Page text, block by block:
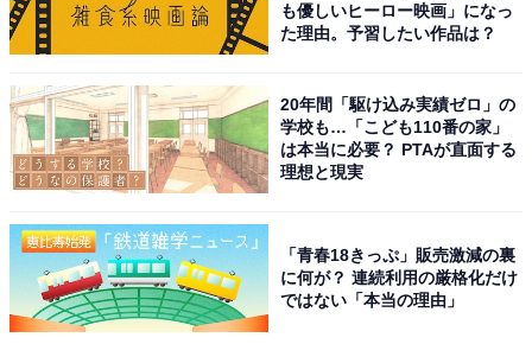
も優しいヒーロー映画」になっ
た理由。予習したい作品は？
20年間「駆け込み実績ゼロ」の
学校も…「こども110番の家」
は本当に必要？ PTAが直面する
理想と現実
「青春18きっぷ」販売激減の裏
に何が？ 連続利用の厳格化だけ
ではない「本当の理由」